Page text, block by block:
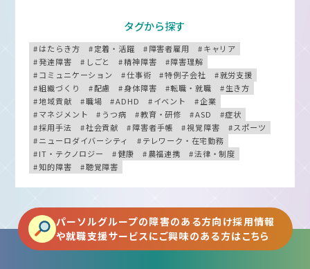
タグから探す
はたらき方 定着・活躍 障害者雇用
キャリア
発達障害
しごと 精神障害
障害理解
コミュニケーション
仕事術 特例子会社
就労支援
組織づくり
配慮 身体障害 転職・就職
生き方
地域貢献
職場 ADHD イベント
企業
マネジメント
うつ病 教育・研修 ASD
症状
採用手法
社会貢献 障害者手帳 視覚障害
スポーツ
ニューロダイバーシティ
テレワーク・在宅勤務
IT・テクノロジー
健康 農福連携
法律・制度
知的障害
聴覚障害
パーソルグループの障害のある方向け採用情報
や就職支援サービスにご興味のある方はこちら